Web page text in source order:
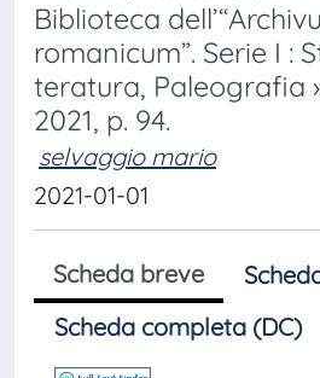
Biblioteca
romanicum”. Serie I :
teratura, Paleografia
2021, p. 94.
selvaggio mario
2021-01-01
Scheda breve
Scheda completa (DC)